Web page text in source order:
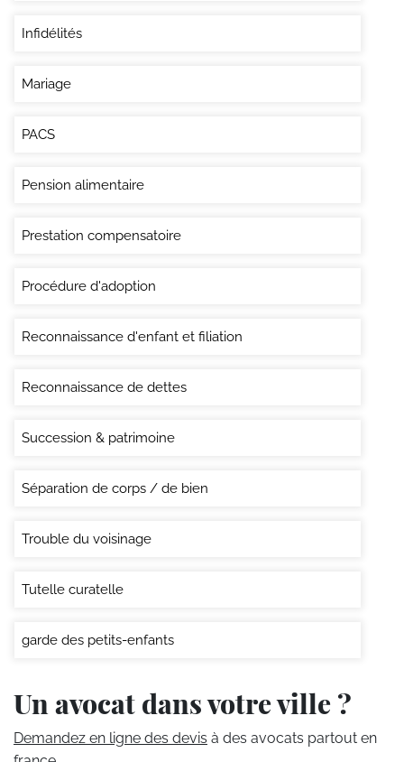
Infidélités
Mariage
PACS
Pension alimentaire
Prestation compensatoire
Procédure d'adoption
Reconnaissance d'enfant et filiation
Reconnaissance de dettes
Succession & patrimoine
Séparation de corps / de bien
Trouble du voisinage
Tutelle curatelle
garde des petits-enfants
Un avocat dans votre ville ?
Demandez en ligne des devis à des avocats partout en